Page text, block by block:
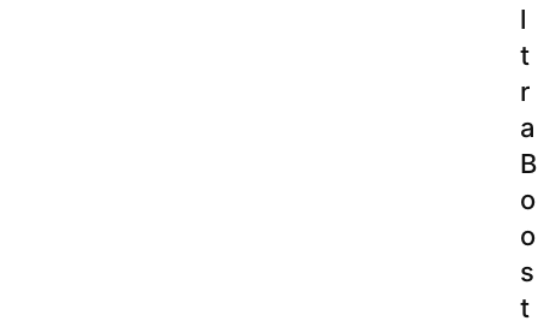
l
t
r
a
B
o
o
s
t